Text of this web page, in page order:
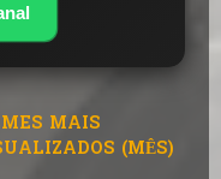
MAIS
(MÊS)